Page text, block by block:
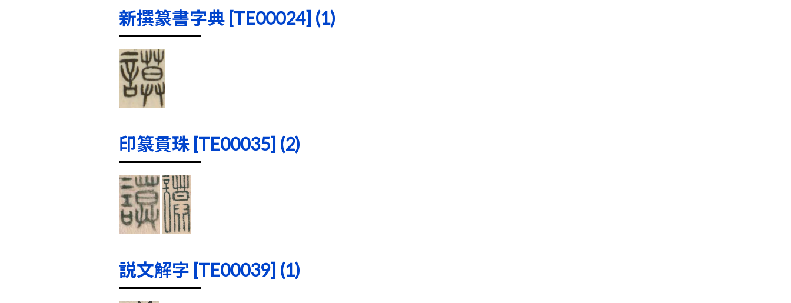
新撰篆書字典 [TE00024] (1)
印篆貫珠 [TE00035] (2)
説文解字 [TE00039] (1)